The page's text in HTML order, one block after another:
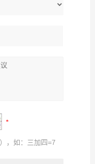
，如：三加四=7